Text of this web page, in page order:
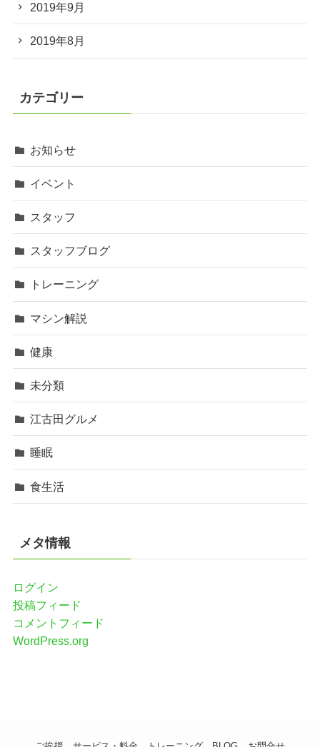
2019年9月
2019年8月
カテゴリー
お知らせ
イベント
スタッフ
スタッフブログ
トレーニング
マシン解説
健康
未分類
江古田グルメ
睡眠
食生活
メタ情報
ログイン
投稿フィード
コメントフィード
WordPress.org